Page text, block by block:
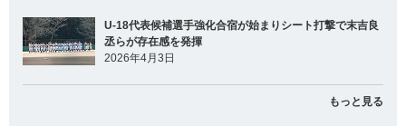
U-18代表候補選手強化合宿が始まりシート打撃で末吉良
丞らが存在感を発揮
2026年4月3日
もっと見る